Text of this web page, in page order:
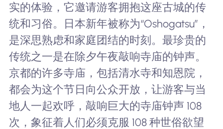
实的体验，它邀请游客拥抱这座古城的传
统和习俗。日本新年被称为“Oshogatsu”，
是深思熟虑和家庭团结的时刻。最珍贵的
传统之一是在除夕午夜敲响寺庙的钟声。
京都的许多寺庙，包括清水寺和知恩院，
都会为这个节日向公众开放，让游客与当
地人一起欢呼，敲响巨大的寺庙钟声 108
次，象征着人们必须克服 108 种世俗欲望